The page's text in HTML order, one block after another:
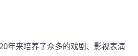
年来培养了众多的戏剧、影视表演